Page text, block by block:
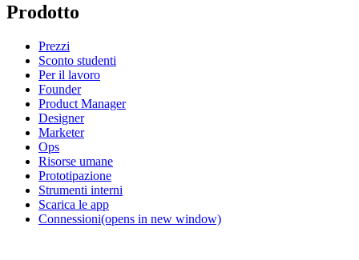
Prodotto
Prezzi
Sconto studenti
Per il lavoro
Founder
Product Manager
Designer
Marketer
Ops
Risorse umane
Prototipazione
Strumenti interni
Scarica le app
Connessioni(opens in new window)